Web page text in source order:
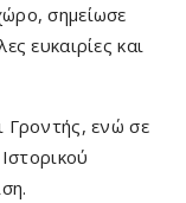
σημείωσε
ευκαιρίες και
Γροντής, ενώ σε